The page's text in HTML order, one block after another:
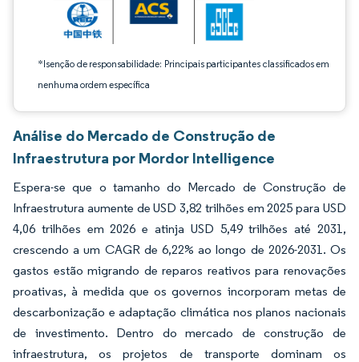
*Isenção de responsabilidade: Principais participantes classificados em
nenhuma ordem específica
Análise do Mercado de Construção de
Infraestrutura por Mordor Intelligence
Espera-se que o tamanho do Mercado de Construção de
Infraestrutura aumente de USD 3,82 trilhões em 2025 para USD
4,06 trilhões em 2026 e atinja USD 5,49 trilhões até 2031,
crescendo a um CAGR de 6,22% ao longo de 2026-2031. Os
gastos estão migrando de reparos reativos para renovações
proativas, à medida que os governos incorporam metas de
descarbonização e adaptação climática nos planos nacionais
de investimento. Dentro do mercado de construção de
infraestrutura, os projetos de transporte dominam os